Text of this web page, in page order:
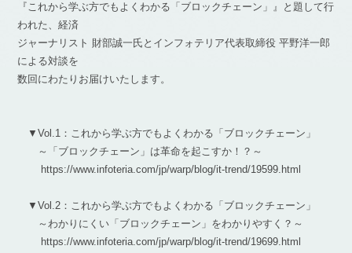
『これから学ぶ方でもよくわかる「ブロックチェーン」』と題して行
われた、経済
ジャーナリスト 財部誠一氏とインフォテリア代表取締役 平野洋一郎
による対談を
数回にわたりお届けいたします。
▼Vol.1：これから学ぶ方でもよくわかる「ブロックチェーン」
～「ブロックチェーン」は革命を起こすか！？～
https://www.infoteria.com/jp/warp/blog/it-trend/19599.html
▼Vol.2：これから学ぶ方でもよくわかる「ブロックチェーン」
～わかりにくい「ブロックチェーン」をわかりやすく？～
https://www.infoteria.com/jp/warp/blog/it-trend/19699.html